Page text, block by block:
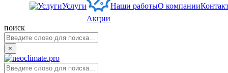
Услуги
Акции
Наши работыО компании
поиск
×